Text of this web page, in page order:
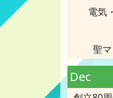
電気
聖
Dec